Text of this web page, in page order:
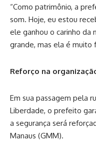
“Como patrimônio, a
som. Hoje, eu estou
ele ganhou o carinho da
grande, mas ela é muito
Reforço na
Em sua passagem pela
Liberdade, o prefeito
a segurança será
Manaus (GMM).